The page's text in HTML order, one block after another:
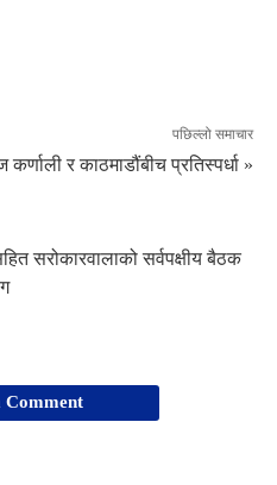
पछिल्लो समाचार
र काठमाडौंबीच प्रतिस्पर्धा »
सरोकारवालाको सर्वपक्षीय बैठक
Comment